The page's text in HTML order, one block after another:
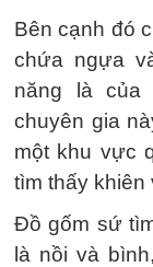
Bên cạnh đó
chứa ngựa
năng là của
chuyên gia
một khu vực
tìm thấy khiên
Đồ gốm sứ
là nồi và